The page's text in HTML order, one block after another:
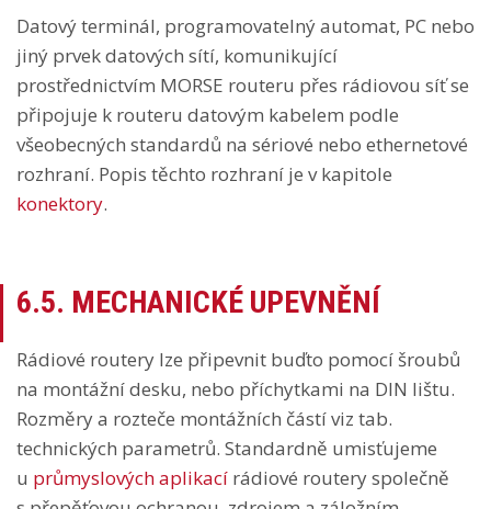
Datový terminál, programovatelný automat, PC nebo
jiný prvek datových sítí, komunikující
prostřednictvím MORSE routeru přes rádiovou síť se
připojuje k routeru datovým kabelem podle
všeobecných standardů na sériové nebo ethernetové
rozhraní. Popis těchto rozhraní je v kapitole
konektory.
6.5. MECHANICKÉ UPEVNĚNÍ
Rádiové routery lze připevnit buďto pomocí šroubů
na montážní desku, nebo příchytkami na DIN lištu.
Rozměry a rozteče montážních částí viz tab.
technických parametrů. Standardně umisťujeme
u průmyslových aplikací rádiové routery společně